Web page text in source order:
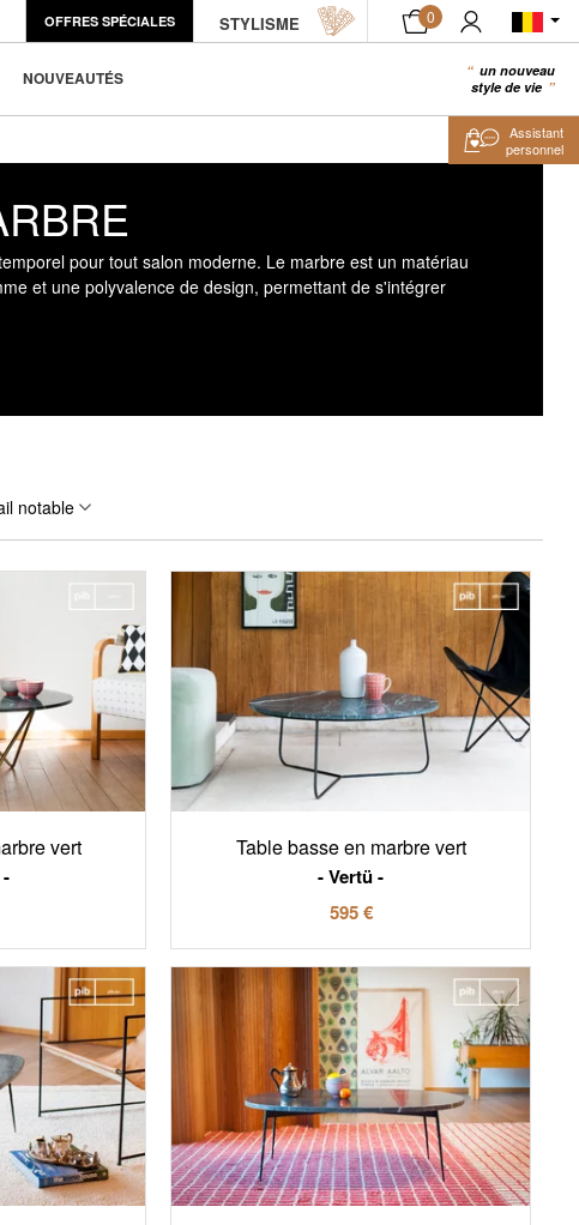
OFFRES SPÉCIALES STYLISME 0
NOUVEAUTÉS
un nouveau
style de vie
pour tout salon moderne. Le marbre est un matériau
et une polyvalence de design, permettant de s'intégrer
notable
vert Table basse en marbre vert
Vertü
595 €
Assistant
personnel